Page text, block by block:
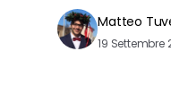
Matteo
19 Settembre